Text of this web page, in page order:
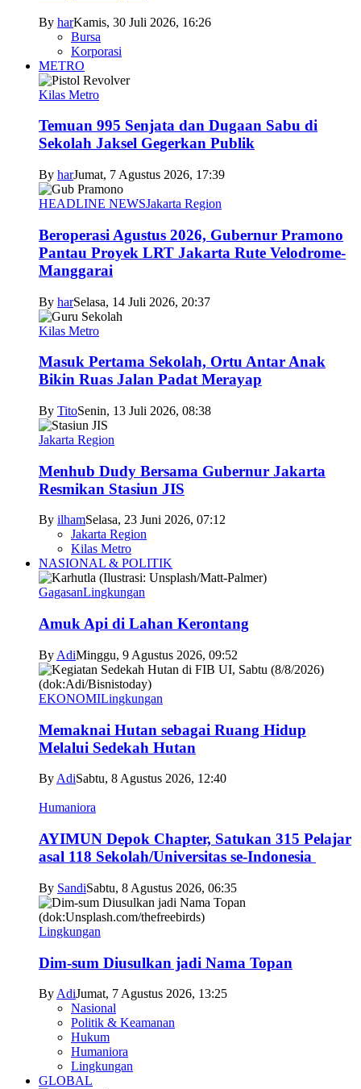
By harKamis, 30 Juli 2026, 16:26
Bursa
Korporasi
METRO
Kilas Metro
Temuan 995 Senjata dan Dugaan Sabu di
Sekolah Jaksel Gegerkan Publik
By harJumat, 7 Agustus 2026, 17:39
HEADLINE NEWSJakarta Region
Beroperasi Agustus 2026, Gubernur Pramono
Pantau Proyek LRT Jakarta Rute Velodrome-
Manggarai
By harSelasa, 14 Juli 2026, 20:37
Kilas Metro
Masuk Pertama Sekolah, Ortu Antar Anak
Bikin Ruas Jalan Padat Merayap
By TitoSenin, 13 Juli 2026, 08:38
Jakarta Region
Menhub Dudy Bersama Gubernur Jakarta
Resmikan Stasiun JIS
By ilhamSelasa, 23 Juni 2026, 07:12
Jakarta Region
Kilas Metro
NASIONAL & POLITIK
GagasanLingkungan
Amuk Api di Lahan Kerontang
By AdiMinggu, 9 Agustus 2026, 09:52
EKONOMILingkungan
Memaknai Hutan sebagai Ruang Hidup
Melalui Sedekah Hutan
By AdiSabtu, 8 Agustus 2026, 12:40
Humaniora
AYIMUN Depok Chapter, Satukan 315 Pelajar
asal 118 Sekolah/Universitas se-Indonesia
By SandiSabtu, 8 Agustus 2026, 06:35
Lingkungan
Dim-sum Diusulkan jadi Nama Topan
By AdiJumat, 7 Agustus 2026, 13:25
Nasional
Politik & Keamanan
Hukum
Humaniora
Lingkungan
GLOBAL